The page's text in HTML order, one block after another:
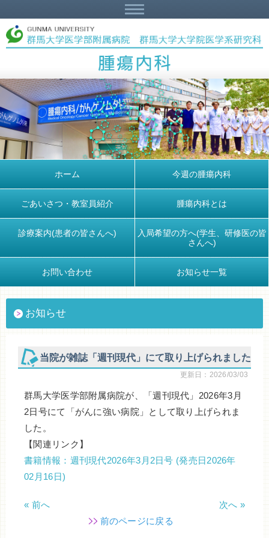
ホーム 今週の腫瘍内科
ごあいさつ・教室員紹介 腫瘍内科とは
診療案内(患者の皆さんへ)
入局希望の方へ(学生、研修医の皆
さんへ)
お問い合わせ お知らせ一覧
お知らせ
当院が雑誌「週刊現代」にて取り上げられました
更新日：2026/03/03
群馬大学医学部附属病院が、「週刊現代」2026年3月
2日号にて「がんに強い病院」として取り上げられま
した。
【関連リンク】
書籍情報：週刊現代2026年3月2日号 (発売日2026年
02月16日)
« 前へ
次へ »
前のページに戻る